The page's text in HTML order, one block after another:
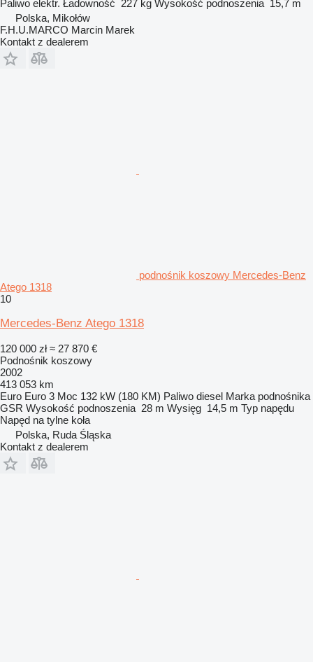
Paliwo elektr. Ładowność 227 kg Wysokość podnoszenia 15,7 m
Polska, Mikołów
F.H.U.MARCO Marcin Marek
Kontakt z dealerem
podnośnik koszowy Mercedes-Benz
Atego 1318
10
Mercedes-Benz Atego 1318
120 000 zł ≈ 27 870 €
Podnośnik koszowy
2002
413 053 km
Euro Euro 3 Moc 132 kW (180 KM) Paliwo diesel Marka podnośnika
GSR Wysokość podnoszenia 28 m Wysięg 14,5 m Typ napędu
Napęd na tylne koła
Polska, Ruda Śląska
Kontakt z dealerem